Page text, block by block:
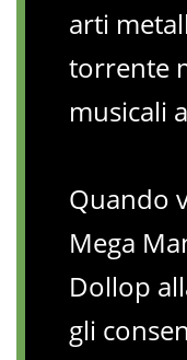
arti
torrente
musicali
Quando
Mega
Dollop
gli